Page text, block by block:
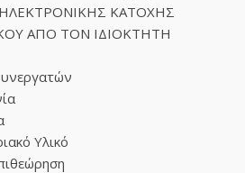
ΚΑΤΟΧΗΣ
ΑΠΟ ΤΟΝ ΙΔΙΟΚΤΗΤΗ
Υλικό